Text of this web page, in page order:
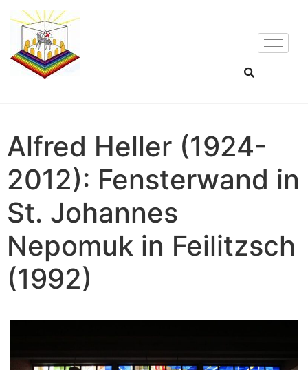
Alfred Heller (1924-
2012): Fensterwand in
St. Johannes
Nepomuk in Feilitzsch
(1992)